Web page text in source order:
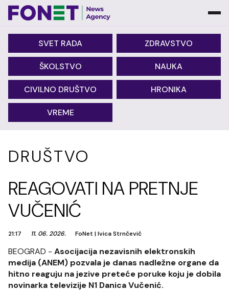
SVET RADA ZDRAVSTVO
ŠKOLSTVO NAUKA
CIVILNO DRUŠTVO HRONIKA
VREME
DRUŠTVO
REAGOVATI NA PRETNJE
VUČENIĆ
21:17 11. 06. 2026. FoNet |Ivica Strnčević
BEOGRAD - Asocijacija nezavisnih elektronskih
medija (ANEM) pozvala je danas nadležne organe da
hitno reaguju na jezive preteće poruke koju je dobila
novinarka televizije N1 Danica Vučenić.